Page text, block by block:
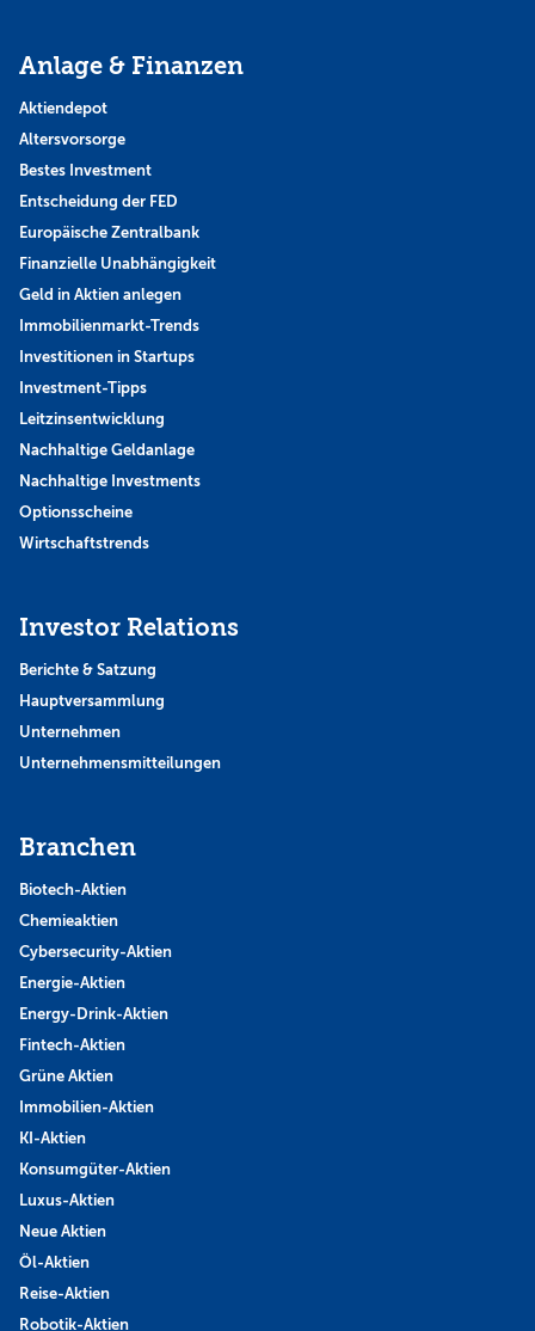
Anlage & Finanzen
Aktiendepot
Altersvorsorge
Bestes Investment
Entscheidung der FED
Europäische Zentralbank
Finanzielle Unabhängigkeit
Geld in Aktien anlegen
Immobilienmarkt-Trends
Investitionen in Startups
Investment-Tipps
Leitzinsentwicklung
Nachhaltige Geldanlage
Nachhaltige Investments
Optionsscheine
Wirtschaftstrends
Investor Relations
Berichte & Satzung
Hauptversammlung
Unternehmen
Unternehmensmitteilungen
Branchen
Biotech-Aktien
Chemieaktien
Cybersecurity-Aktien
Energie-Aktien
Energy-Drink-Aktien
Fintech-Aktien
Grüne Aktien
Immobilien-Aktien
KI-Aktien
Konsumgüter-Aktien
Luxus-Aktien
Neue Aktien
Öl-Aktien
Reise-Aktien
Robotik-Aktien